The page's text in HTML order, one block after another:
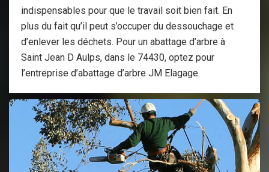
indispensables pour que le travail soit bien fait. En
plus du fait qu’il peut s’occuper du dessouchage et
d’enlever les déchets. Pour un abattage d’arbre à
Saint Jean D Aulps, dans le 74430, optez pour
l’entreprise d’abattage d’arbre JM Elagage.